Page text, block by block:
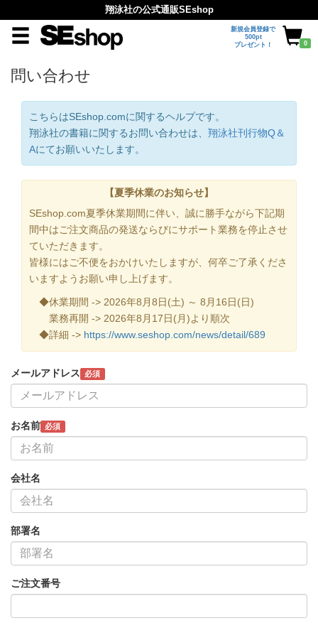
翔泳社の公式通販SEshop
新規会員登録で
500pt
プレゼント！
0
問い合わせ
こちらはSEshop.comに関するヘルプです。
翔泳社の書籍に関するお問い合わせは、 翔泳社刊行物Q＆
Aにてお願いいたします。
【夏季休業のお知らせ】
SEshop.com夏季休業期間に伴い、誠に勝手ながら下記期
間中はご注文商品の発送ならびにサポート業務を停止させ
ていただきます。
皆様にはご不便をおかけいたしますが、何卒ご了承くださ
いますようお願い申し上げます。
◆休業期間 -> 2026年8月8日(土) ～ 8月16日(日)
業務再開 -> 2026年8月17日(月)より順次
◆詳細 -> https://www.seshop.com/news/detail/689
メールアドレス 必須
お名前 必須
会社名
部署名
ご注文番号